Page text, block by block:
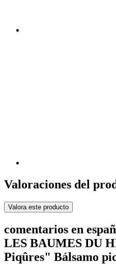
Valoraciones del
Valora este producto
comentarios en
LES BAUMES DU
Piqûres" Bálsamo